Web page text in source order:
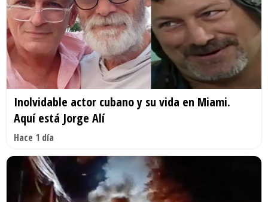
Inolvidable actor cubano y su vida en Miami.
Aquí está Jorge Alí
Hace 1 día